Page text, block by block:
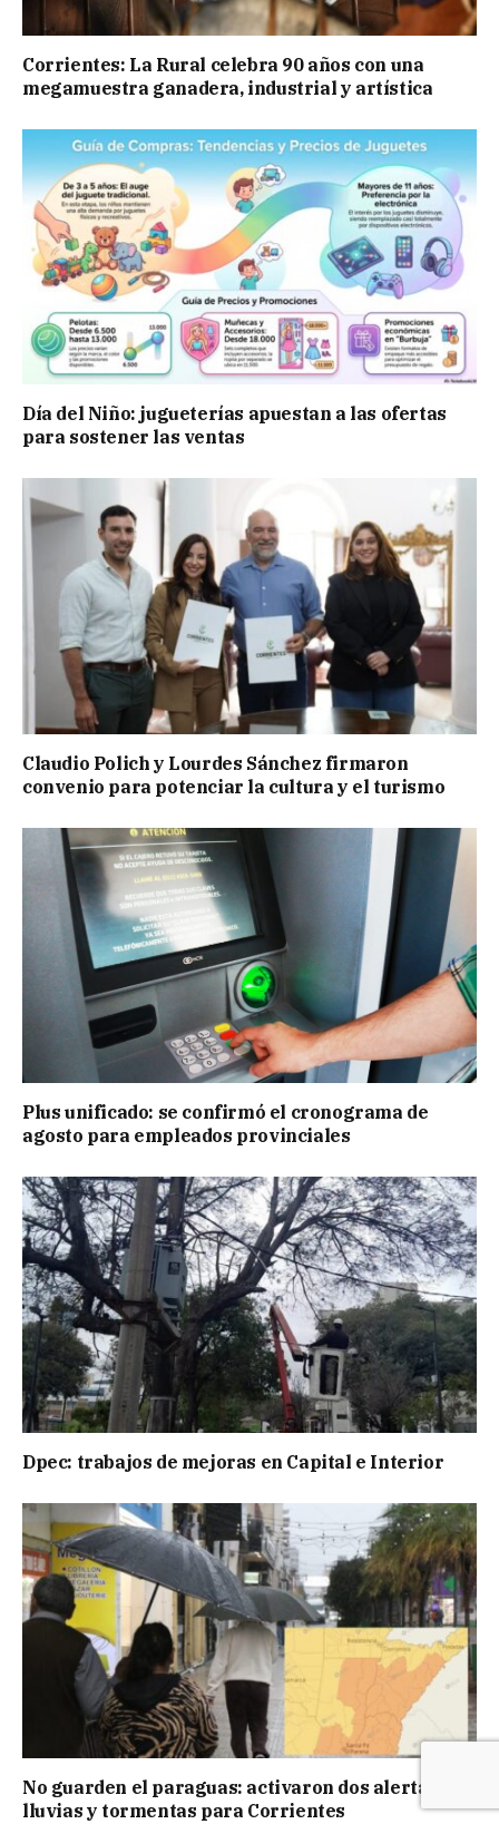
Corrientes: La Rural celebra 90 años con una
megamuestra ganadera, industrial y artística
Día del Niño: jugueterías apuestan a las ofertas
para sostener las ventas
Claudio Polich y Lourdes Sánchez firmaron
convenio para potenciar la cultura y el turismo
Plus unificado: se confirmó el cronograma de
agosto para empleados provinciales
Dpec: trabajos de mejoras en Capital e Interior
No guarden el paraguas: activaron dos alertas por
lluvias y tormentas para Corrientes